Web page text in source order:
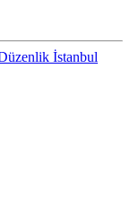
İstanbul